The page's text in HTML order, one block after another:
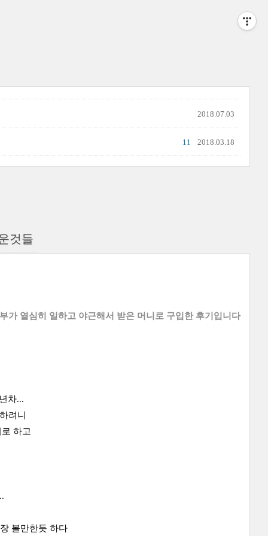
2018.07.03
2018.03.18
11
것들
가 열심히 일하고 야근해서 받은 머니로 구입한후기입니다
차...
려니
하고
볼만한듯 하다